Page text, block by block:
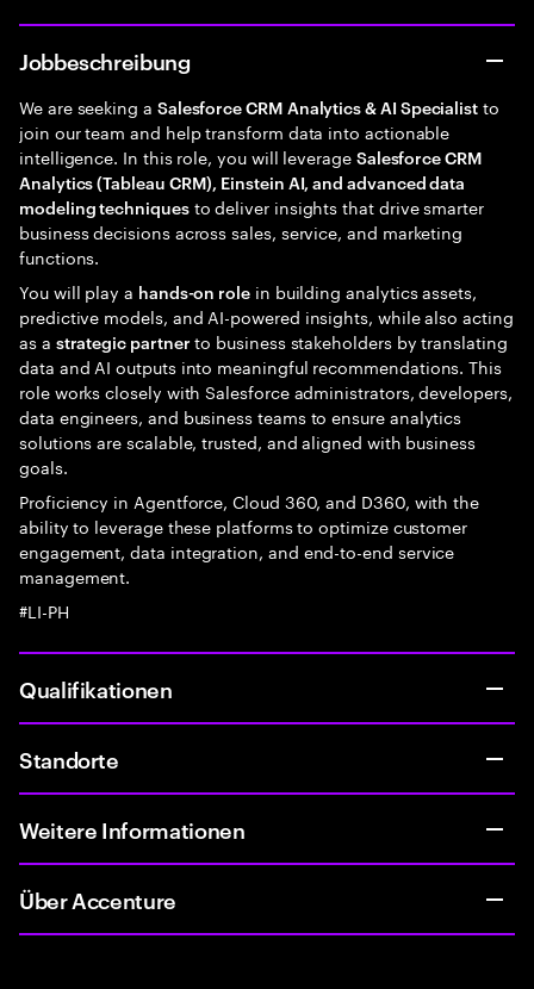
Jobbeschreibung
We are seeking a Salesforce CRM Analytics & AI Specialist to
join our team and help transform data into actionable
intelligence. In this role, you will leverage Salesforce CRM
Analytics (Tableau CRM), Einstein AI, and advanced data
modeling techniquesto deliver insights that drive smarter
business decisions across sales, service, and marketing
functions.
You will play a hands-on rolein building analytics assets,
predictive models, and AI-powered insights, while also acting
as a strategic partner to business stakeholders by translating
data and AI outputs into meaningful recommendations. This
role works closely with Salesforce administrators, developers,
data engineers, and business teams to ensure analytics
solutions are scalable, trusted, and aligned with business
goals.
Proficiency in Agentforce, Cloud 360, and D360, with the
ability to leverage these platforms to optimize customer
engagement, data integration, and end-to-end service
management.
#LI-PH
Qualifikationen
Standorte
Weitere Informationen
Über Accenture